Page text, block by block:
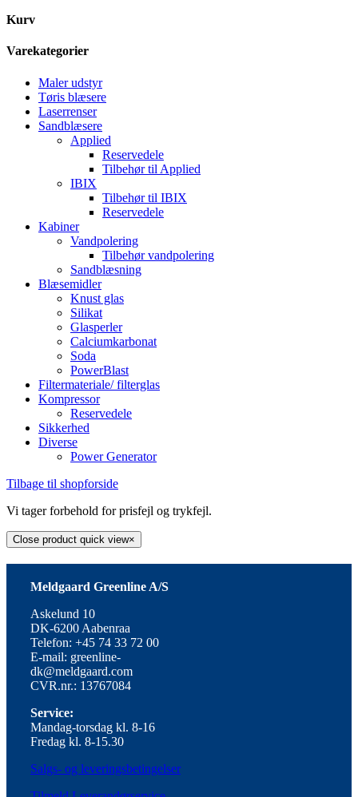
Kurv
Varekategorier
Maler udstyr
Tøris blæsere
Laserrenser
Sandblæsere
Applied
Reservedele
Tilbehør til Applied
IBIX
Tilbehør til IBIX
Reservedele
Kabiner
Vandpolering
Tilbehør vandpolering
Sandblæsning
Blæsemidler
Knust glas
Silikat
Glasperler
Calciumkarbonat
Soda
PowerBlast
Filtermateriale/ filterglas
Kompressor
Reservedele
Sikkerhed
Diverse
Power Generator
Tilbage til shopforside
Vi tager forbehold for prisfejl og trykfejl.
Close product quick view×
Meldgaard Greenline A/S
Askelund 10
DK-6200 Aabenraa
Telefon: +45 74 33 72 00
E-mail: greenline-
dk@meldgaard.com
CVR.nr.: 13767084
Service:
Mandag-torsdag kl. 8-16
Fredag kl. 8-15.30
Salgs- og leveringsbetingelser